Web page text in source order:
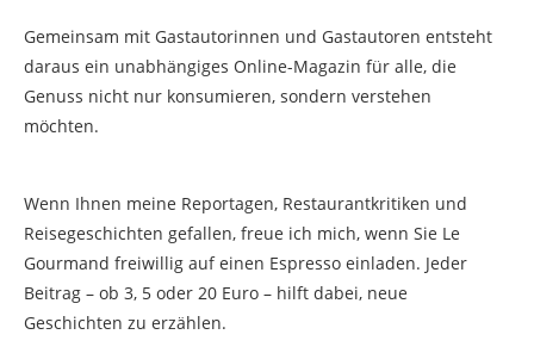
Gemeinsam mit Gastautorinnen und Gastautoren entsteht
daraus ein unabhängiges Online-Magazin für alle, die
Genuss nicht nur konsumieren, sondern verstehen
möchten.
Wenn Ihnen meine Reportagen, Restaurantkritiken und
Reisegeschichten gefallen, freue ich mich, wenn Sie Le
Gourmand freiwillig auf einen Espresso einladen. Jeder
Beitrag – ob 3, 5 oder 20 Euro – hilft dabei, neue
Geschichten zu erzählen.